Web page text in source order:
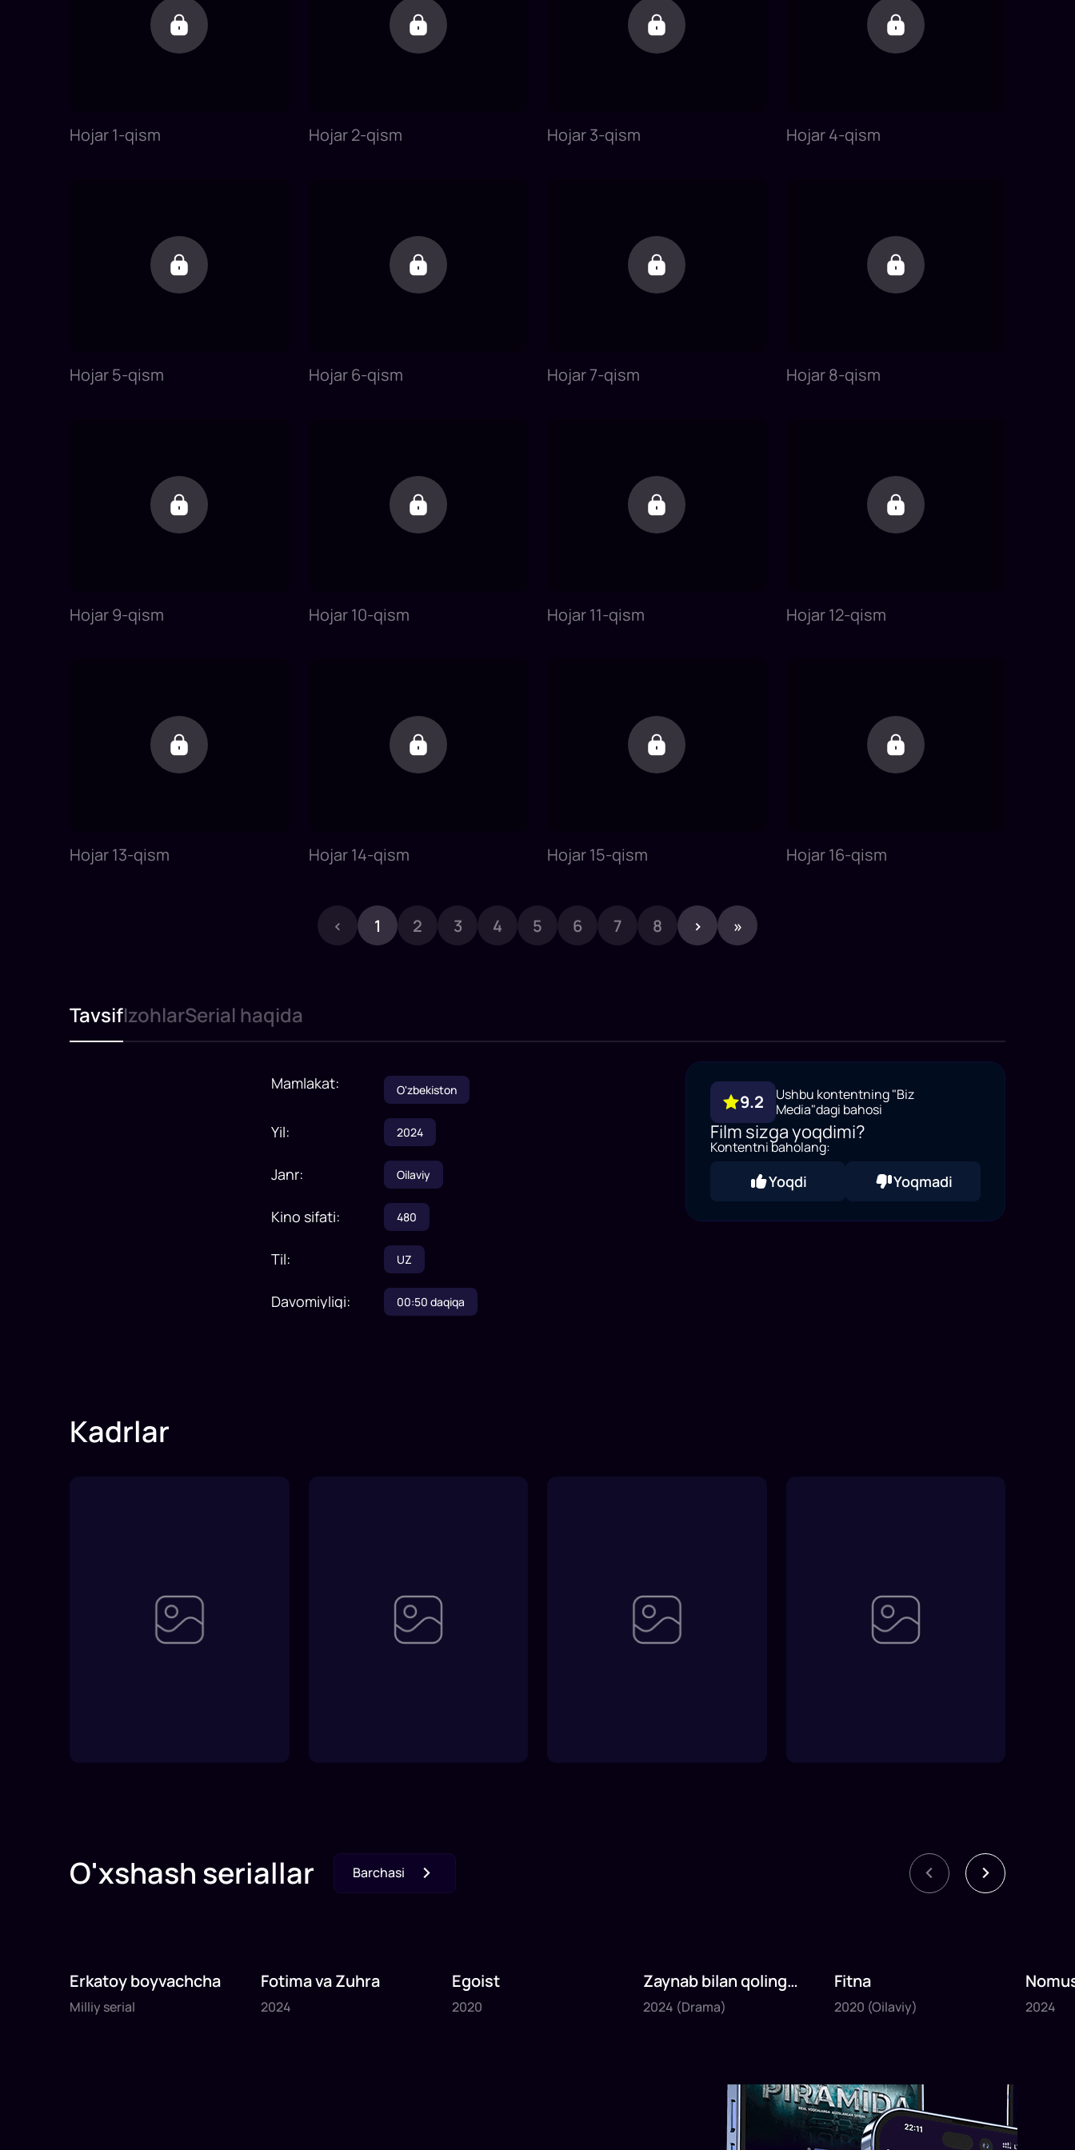
Hojar 1-qism Hojar 2-qism Hojar 3-qism Hojar 4-qism
Hojar 5-qism Hojar 6-qism Hojar 7-qism Hojar 8-qism
Hojar 9-qism Hojar 10-qism Hojar 11-qism Hojar 12-qism
Hojar 13-qism Hojar 14-qism Hojar 15-qism Hojar 16-qism
‹ 1 2 3 4 5 6 7 8 › »
TavsifIzohlarSerial haqida
Mamlakat: O'zbekiston
Yil: 2024
Janr: Oilaviy
Kino sifati: 480
Til: UZ
Davomiyligi: 00:50 daqiqa
9.2
Ushbu kontentning "Biz
Media"dagi bahosi
Film sizga yoqdimi?
Kontentni baholang:
Yoqdi Yoqmadi
Kadrlar
O'xshash seriallar Barchasi
Milliy serial
20daq
Erkatoy boyvachcha
Milliy serial
2024
Fotima va Zuhra
2024
2020
Egoist
2020
2024
43 daq
Zaynab bilan qoling
begim 2
2024 (Drama)
2020
1daq
Fitna
2020 (Oilaviy)
2024
2024